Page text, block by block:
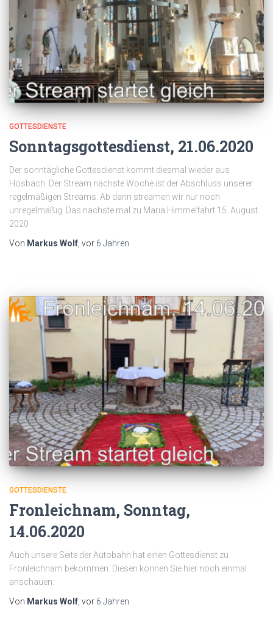
GOTTESDIENSTE
Sonntagsgottesdienst, 21.06.2020
Der sonntägliche Gottesdienst kommt diesmal wieder aus
Hösbach. Der Stream nächste Woche ist der Abschluss unserer
regelmäßigen Streams. Ab dann streamen wir nur noch
unregelmäßig. Das nächste mal zu Mariä Himmelfahrt 15. August.
2020
Von Markus Wolf , vor 6 Jahren
GOTTESDIENSTE
Fronleichnam, Sonntag,
14.06.2020
Auch unsere Seite der Autobahn hat einen Gottesdienst zu
Fronleichnam bekommen. Diesen können Sie hier noch einmal
anschauen:
Von Markus Wolf , vor 6 Jahren